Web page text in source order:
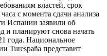
властей, срок
с момента сдачи анализа
Испании заявили об
и планируют снова начать
года. Национальное
Turespaña представит